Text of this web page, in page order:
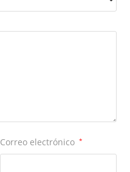
Correo electrónico *